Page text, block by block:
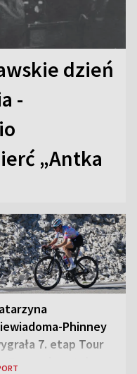
dzień
-
„Antka
Phinney
7. etap Tour
France i została